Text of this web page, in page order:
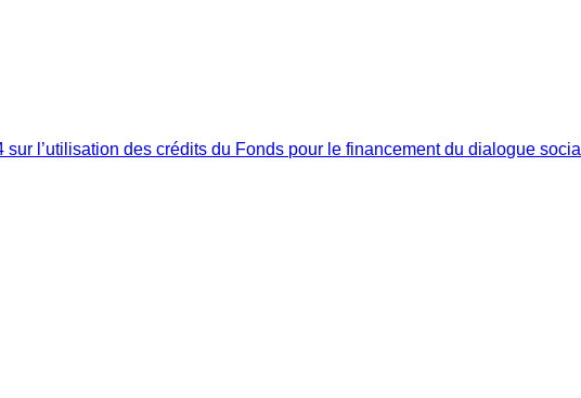
sur l’utilisation des crédits du Fonds pour le financement du dialogue social